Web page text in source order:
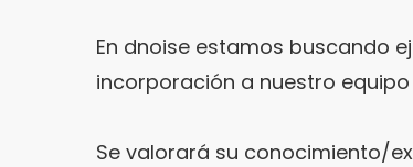
En dnoise estamos buscando
incorporación a nuestro equipo
Se valorará su conocimiento/